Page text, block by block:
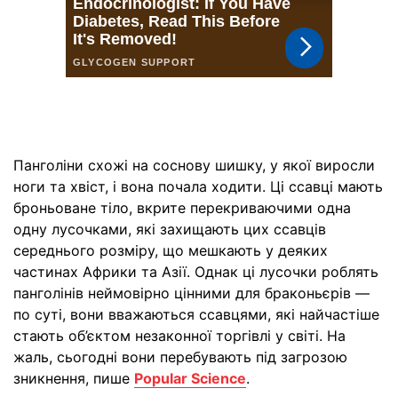
Панголіни схожі на соснову шишку, у якої виросли
ноги та хвіст, і вона почала ходити. Ці ссавці мають
броньоване тіло, вкрите перекриваючими одна
одну лусочками, які захищають цих ссавців
середнього розміру, що мешкають у деяких
частинах Африки та Азії. Однак ці лусочки роблять
панголінів неймовірно цінними для браконьєрів —
по суті, вони вважаються ссавцями, які найчастіше
стають об’єктом незаконної торгівлі у світі. На
жаль, сьогодні вони перебувають під загрозою
зникнення, пише Popular Science.